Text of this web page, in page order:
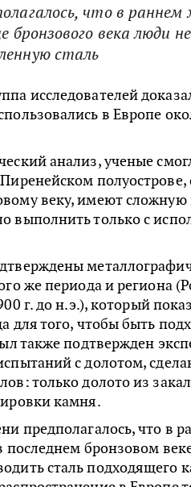
что в раннем
бронзового века люди
сталь
исследователей
в Европе
анализ, ученые
полуострове,
веку, имеют сложную
выполнить только с
же периода и региона
г. до н.э.), который
для того, чтобы быть
также подтвержден
с долотом,
только долото из
камня.
предполагалось, что в
последнем бронзовом
сталь подходящего